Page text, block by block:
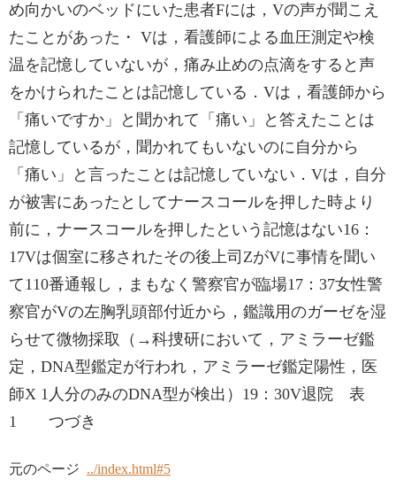
め向かいのベッドにいた患者Fには，Vの声が聞こえ
たことがあった・ Vは，看護師による血圧測定や検
温を記憶していないが，痛み止めの点滴をすると声
をかけられたことは記憶している．Vは，看護師から
「痛いですか」と聞かれて「痛い」と答えたことは
記憶しているが，聞かれてもいないのに自分から
「痛い」と言ったことは記憶していない．Vは，自分
が被害にあったとしてナースコールを押した時より
前に，ナースコールを押したという記憶はない16：
17Vは個室に移されたその後上司ZがVに事情を聞い
て110番通報し，まもなく警察官が臨場17：37女性警
察官がVの左胸乳頭部付近から，鑑識用のガーゼを湿
らせて微物採取（→科捜研において，アミラーゼ鑑
定，DNA型鑑定が行われ，アミラーゼ鑑定陽性，医
師X 1人分のみのDNA型が検出）19：30V退院 表
1 つづき
元のページ ../index.html#5